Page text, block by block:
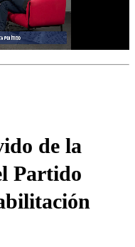
de la
Partido